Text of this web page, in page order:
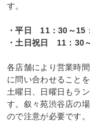
す。
・平日 11：30～15
・土日祝日 11：30
各店舗により営業時
に問い合わせること
土曜日、日曜日もラ
す。叙々苑渋谷店の
ので注意が必要です。